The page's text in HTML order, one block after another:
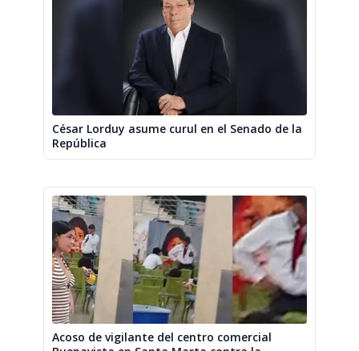
César Lorduy asume curul en el Senado de la
República
Acoso de vigilante del centro comercial